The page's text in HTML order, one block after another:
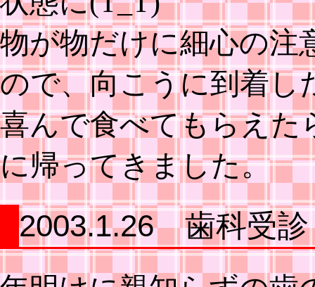
物が物だけに細心の注
ので、向こうに到着し
喜んで食べてもらえた
に帰ってきました。
2003.1.26 歯科受診